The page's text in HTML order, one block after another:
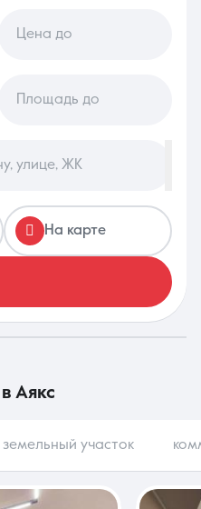
до 20:00
Цена до
Площадь до
улице, ЖК
На карте
Аякс
земельный участок